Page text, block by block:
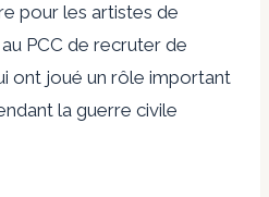
pour les artistes de
PCC de recruter de
ont joué un rôle important
la guerre civile